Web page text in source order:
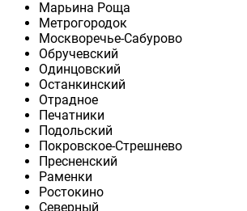
Марьина Роща
Метрогородок
Москворечье-Сабурово
Обручевский
Одинцовский
Останкинский
Отрадное
Печатники
Подольский
Покровское-Стрешнево
Пресненский
Раменки
Ростокино
Северный